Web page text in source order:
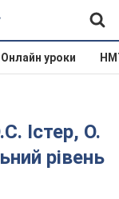
Онлайн уроки
Істер, О.
рівень